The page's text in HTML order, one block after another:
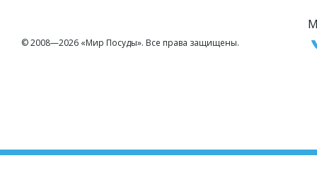
© 2008—2026 «Мир Посуды». Все права защищены.